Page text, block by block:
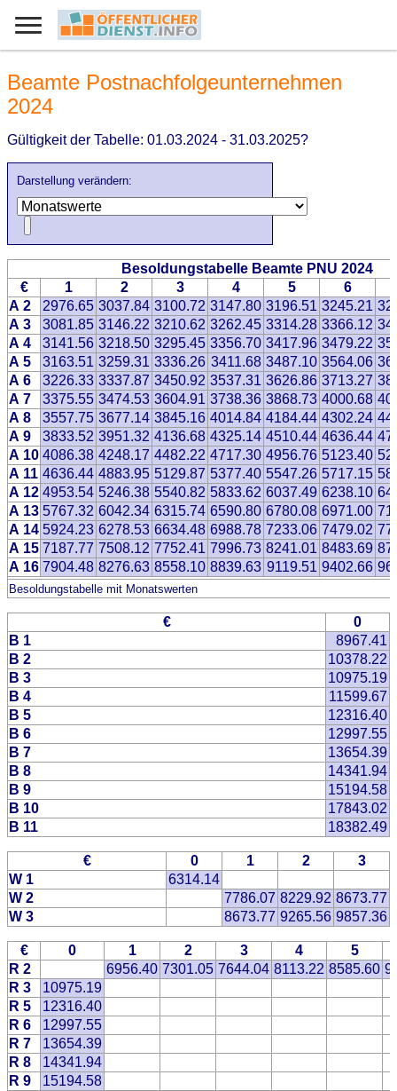
Darstellung verändern:
Beamte Postnachfolgeunternehmen
2024
Gültigkeit der Tabelle: 01.03.2024 - 31.03.2025?
Besoldungstabelle Beamte PNU 2024
€
1 2 3 4 5
6
A 2
2976.65 3037.84 3100.72 3147.80 3196.51 3245.21
A 3
3081.85 3146.22 3210.62 3262.45 3314.28 3366.12
A 4
3141.56 3218.50 3295.45 3356.70 3417.96 3479.22
A 5
3163.51 3259.31 3336.26 3411.68 3487.10 3564.06
A 6
3226.33 3337.87 3450.92 3537.31 3626.86 3713.27
A 7
3375.55 3474.53 3604.91 3738.36 3868.73 4000.68
A 8
3557.75 3677.14 3845.16 4014.84 4184.44 4302.24
A 9
3833.52 3951.32 4136.68 4325.14 4510.44 4636.44
A 10 4086.38 4248.17 4482.22 4717.30 4956.76 5123.40
A 11 4636.44 4883.95 5129.87 5377.40 5547.26 5717.15
A 12 4953.54 5246.38 5540.82 5833.62 6037.49 6238.10
A 13 5767.32 6042.34 6315.74 6590.80 6780.08 6971.00
A 14 5924.23 6278.53 6634.48 6988.78 7233.06 7479.02
A 15 7187.77 7508.12 7752.41 7996.73 8241.01 8483.69
A 16 7904.48 8276.63 8558.10 8839.63 9119.51 9402.66
Besoldungstabelle mit Monatswerten
€
0
B 1
8967.41
B 2
10378.22
B 3
10975.19
B 4
11599.67
B 5
12316.40
B 6
12997.55
B 7
13654.39
B 8
14341.94
B 9
15194.58
B 10
17843.02
B 11
18382.49
€ 0 1 2
3
W 1
6314.14
W 2
7786.07 8229.92 8673.77
W 3
8673.77 9265.56 9857.36
€ 0 1 2 3 4
5
R 2
6956.40 7301.05 7644.04 8113.22 8585.60
R 3
10975.19
R 5
12316.40
R 6
12997.55
R 7
13654.39
R 8
14341.94
R 9
15194.58